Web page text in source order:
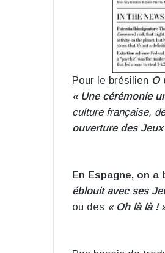
Pour le brésilien O
« Une cérémonie
culture française,
ouverture des
En Espagne, on a
éblouit avec ses
ou des « Oh là là !